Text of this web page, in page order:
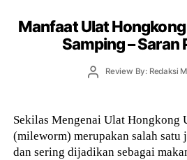
Manfaat Ulat Hongkong
Samping – Saran
PostReview By: Redaksi
Sekilas Mengenai Ulat Hongkong
(mileworm) merupakan salah satu
dan sering dijadikan sebagai